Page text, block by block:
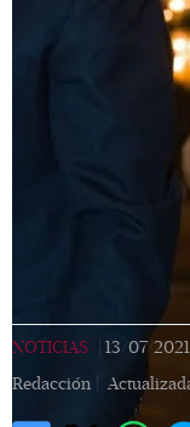
NOTICIAS 13/07/2021
Redacción |